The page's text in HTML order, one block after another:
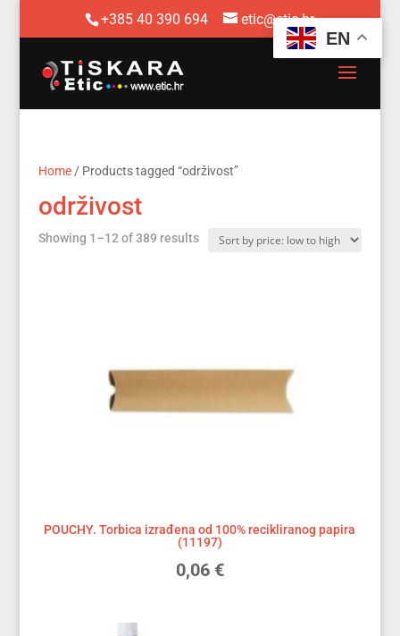
+385 40 390 694 etic@etic.hr
Home/ Products tagged “održivost”
održivost
Showing 1–12 of 389 resultsSorted
POUCHY. Torbica izrađena od 100% recikliranog papira
(11197)
0,06 €
EN